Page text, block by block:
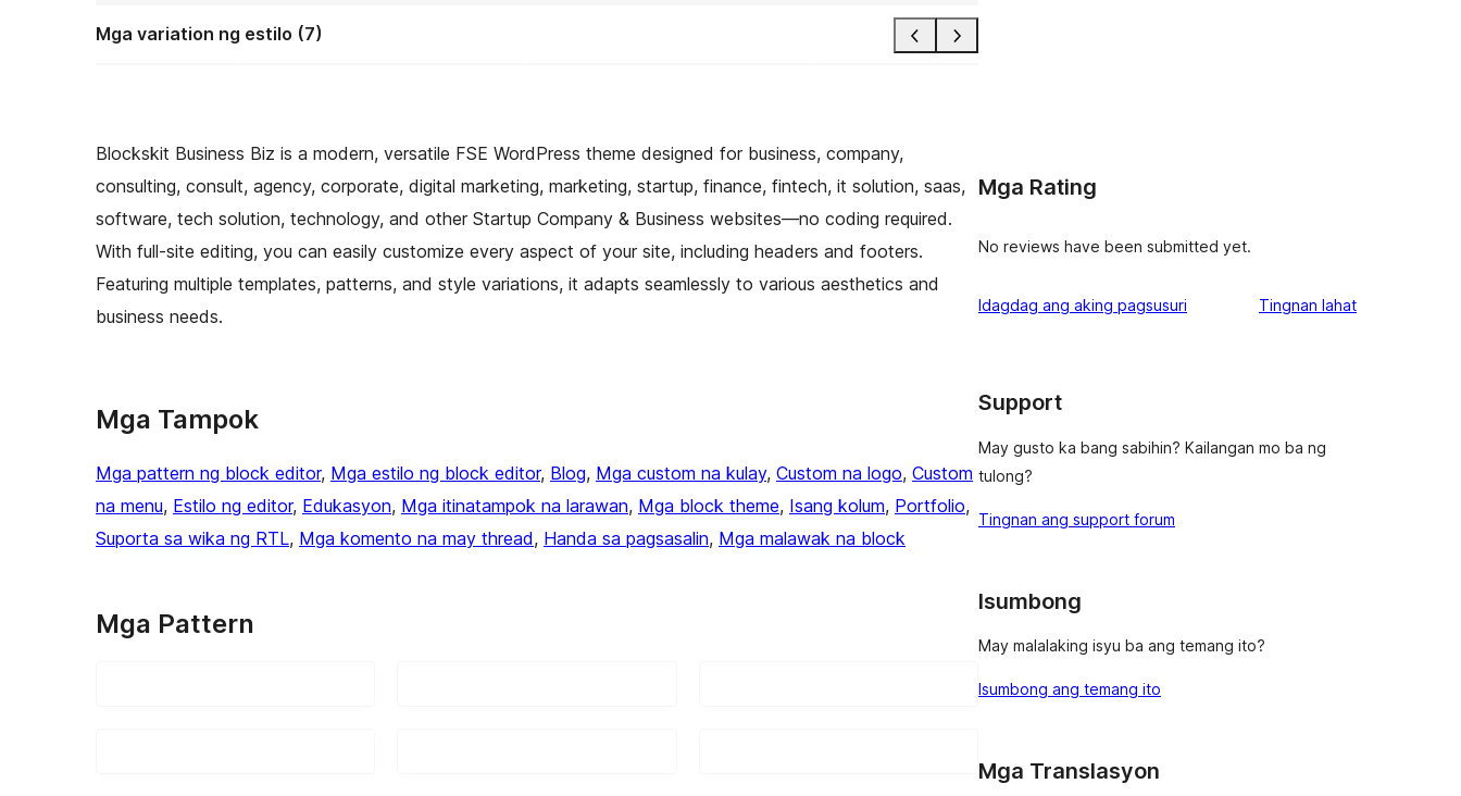
Mga variation ng estilo (7)
Blockskit Business Biz is a modern, versatile FSE WordPress theme designed for business, company,
consulting, consult, agency, corporate, digital marketing, marketing, startup, finance, fintech, it solution, saas,
software, tech solution, technology, and other Startup Company & Business websites—no coding required.
With full-site editing, you can easily customize every aspect of your site, including headers and footers.
Featuring multiple templates, patterns, and style variations, it adapts seamlessly to various aesthetics and
business needs.
Mga Tampok
Mga pattern ng block editor, Mga estilo ng block editor, Blog, Mga custom na kulay, Custom na logo, Custom
na menu, Estilo ng editor, Edukasyon, Mga itinatampok na larawan, Mga block theme, Isang kolum, Portfolio
Suporta sa wika ng RTL, Mga komento na may thread, Handa sa pagsasalin, Mga malawak na block
Mga Pattern
Mga Rating
No reviews have been submitted yet.
Idagdag ang aking pagsusuri Tingnan lahatng
Support
May gusto ka bang sabihin? Kailangan mo ba ng
tulong?
Tingnan ang support forum
Isumbong
May malalaking isyu ba ang temang ito?
Isumbong ang temang ito
Mga Translasyon